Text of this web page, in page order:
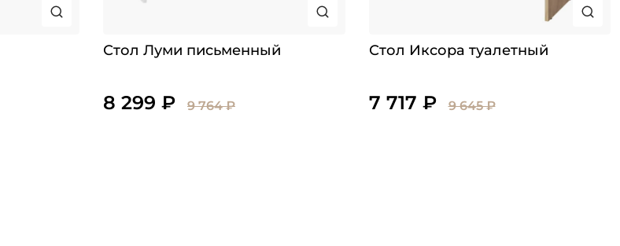
Стол Луми письменный
8 299 ₽ 9 764 ₽
Стол Иксора туалетный
7 717 ₽ 9 645 ₽